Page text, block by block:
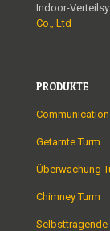
Indoor-
Co., Ltd
PRODUKTE
Getarnte Turm
Überwachung
Chimney Turm
Selbsttragende